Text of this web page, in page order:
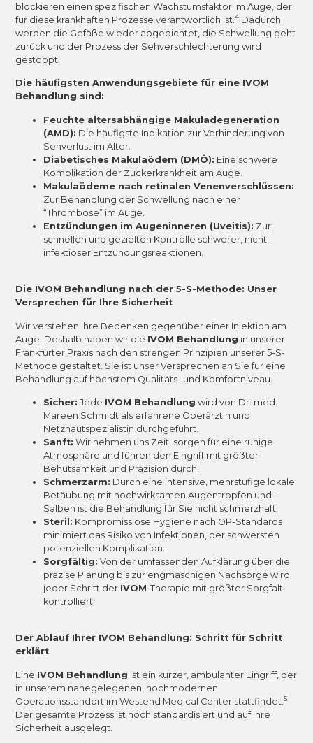
blockieren einen spezifischen Wachstumsfaktor im Auge, der
für diese krankhaften Prozesse verantwortlich ist.4Dadurch
werden die Gefäße wieder abgedichtet, die Schwellung geht
zurück und der Prozess der Sehverschlechterung wird
gestoppt.
Die häufigsten Anwendungsgebiete für eine IVOM
Behandlung sind:
Feuchte altersabhängige Makuladegeneration
(AMD): Die häufigste Indikation zur Verhinderung von
Sehverlust im Alter.
Diabetisches Makulaödem (DMÖ): Eine schwere
Komplikation der Zuckerkrankheit am Auge.
Makulaödeme nach retinalen Venenverschlüssen:
Zur Behandlung der Schwellung nach einer
“Thrombose” im Auge.
Entzündungen im Augeninneren (Uveitis): Zur
schnellen und gezielten Kontrolle schwerer, nicht-
infektiöser Entzündungsreaktionen.
Die IVOM Behandlung nach der 5-S-Methode: Unser
Versprechen für Ihre Sicherheit
Wir verstehen Ihre Bedenken gegenüber einer Injektion am
Auge. Deshalb haben wir die IVOM Behandlung in unserer
Frankfurter Praxis nach den strengen Prinzipien unserer 5-S-
Methode gestaltet. Sie ist unser Versprechen an Sie für eine
Behandlung auf höchstem Qualitäts- und Komfortniveau.
Sicher: Jede IVOM Behandlung wird von Dr. med.
Mareen Schmidt als erfahrene Oberärztin und
Netzhautspezialistin durchgeführt.
Sanft: Wir nehmen uns Zeit, sorgen für eine ruhige
Atmosphäre und führen den Eingriff mit größter
Behutsamkeit und Präzision durch.
Schmerzarm: Durch eine intensive, mehrstufige lokale
Betäubung mit hochwirksamen Augentropfen und -
Salben ist die Behandlung für Sie nicht schmerzhaft.
Steril: Kompromisslose Hygiene nach OP-Standards
minimiert das Risiko von Infektionen, der schwersten
potenziellen Komplikation.
Sorgfältig: Von der umfassenden Aufklärung über die
präzise Planung bis zur engmaschigen Nachsorge wird
jeder Schritt der IVOM-Therapie mit größter Sorgfalt
kontrolliert.
Der Ablauf Ihrer IVOM Behandlung: Schritt für Schritt
erklärt
Eine IVOM Behandlung ist ein kurzer, ambulanter Eingriff, der
in unserem nahegelegenen, hochmodernen
Operationsstandort im Westend Medical Center stattfindet.5
Der gesamte Prozess ist hoch standardisiert und auf Ihre
Sicherheit ausgelegt.